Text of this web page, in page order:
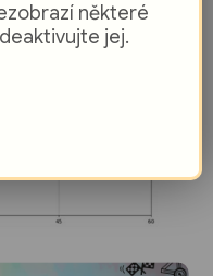
některé
jej.